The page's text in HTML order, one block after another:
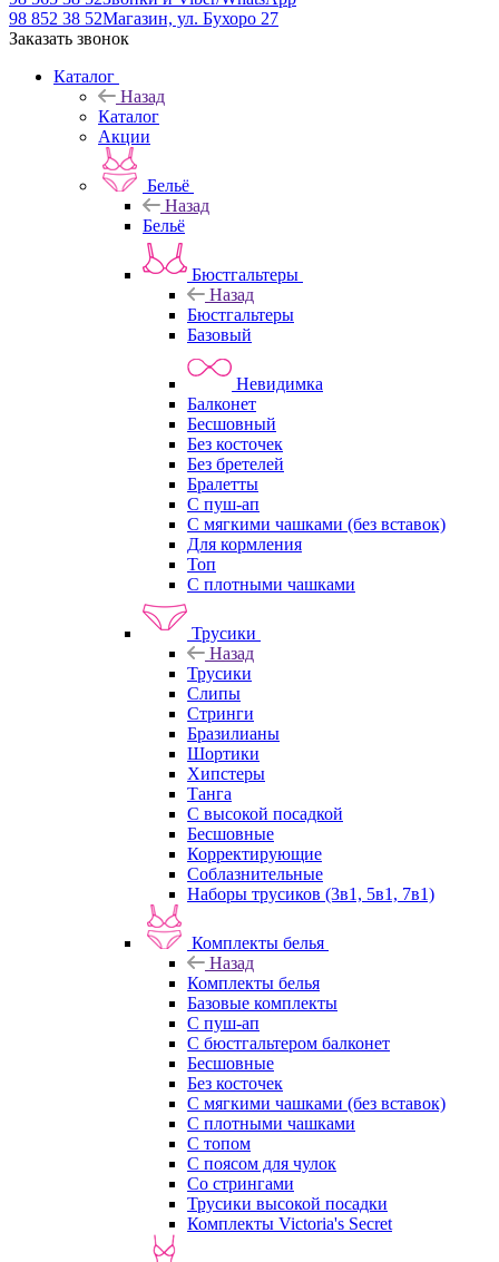
98 852 38 52Магазин, ул. Бухоро 27
Заказать звонок
Каталог
Назад
Каталог
Акции
Бельё
Назад
Бельё
Бюстгальтеры
Назад
Бюстгальтеры
Базовый
Невидимка
Балконет
Бесшовный
Без косточек
Без бретелей
Бралетты
С пуш-ап
С мягкими чашками (без вставок)
Для кормления
Топ
С плотными чашками
Трусики
Назад
Трусики
Слипы
Стринги
Бразилианы
Шортики
Хипстеры
Танга
С высокой посадкой
Бесшовные
Корректирующие
Соблазнительные
Наборы трусиков (3в1, 5в1, 7в1)
Комплекты белья
Назад
Комплекты белья
Базовые комплекты
С пуш-ап
С бюстгальтером балконет
Бесшовные
Без косточек
С мягкими чашками (без вставок)
С плотными чашками
С топом
С поясом для чулок
Со стрингами
Трусики высокой посадки
Комплекты Victoria's Secret